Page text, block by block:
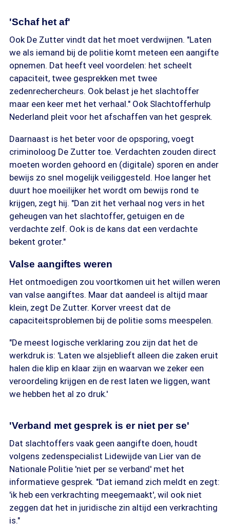
'Schaf het af'
Ook De Zutter vindt dat het moet verdwijnen. "Laten
we als iemand bij de politie komt meteen een aangifte
opnemen. Dat heeft veel voordelen: het scheelt
capaciteit, twee gesprekken met twee
zedenrechercheurs. Ook belast je het slachtoffer
maar een keer met het verhaal." Ook Slachtofferhulp
Nederland pleit voor het afschaffen van het gesprek.
Daarnaast is het beter voor de opsporing, voegt
criminoloog De Zutter toe. Verdachten zouden direct
moeten worden gehoord en (digitale) sporen en ander
bewijs zo snel mogelijk veiliggesteld. Hoe langer het
duurt hoe moeilijker het wordt om bewijs rond te
krijgen, zegt hij. "Dan zit het verhaal nog vers in het
geheugen van het slachtoffer, getuigen en de
verdachte zelf. Ook is de kans dat een verdachte
bekent groter."
Valse aangiftes weren
Het ontmoedigen zou voortkomen uit het willen weren
van valse aangiftes. Maar dat aandeel is altijd maar
klein, zegt De Zutter. Korver vreest dat de
capaciteitsproblemen bij de politie soms meespelen.
"De meest logische verklaring zou zijn dat het de
werkdruk is: 'Laten we alsjeblieft alleen die zaken eruit
halen die klip en klaar zijn en waarvan we zeker een
veroordeling krijgen en de rest laten we liggen, want
we hebben het al zo druk.'
'Verband met gesprek is er niet per se'
Dat slachtoffers vaak geen aangifte doen, houdt
volgens zedenspecialist Lidewijde van Lier van de
Nationale Politie 'niet per se verband' met het
informatieve gesprek. "Dat iemand zich meldt en zegt:
'ik heb een verkrachting meegemaakt', wil ook niet
zeggen dat het in juridische zin altijd een verkrachting
is."